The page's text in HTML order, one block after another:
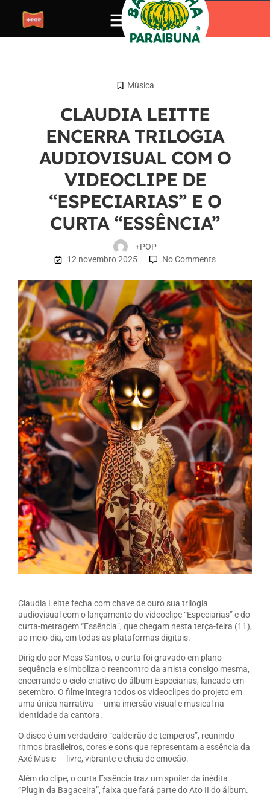
Música
CLAUDIA LEITTE
ENCERRA TRILOGIA
AUDIOVISUAL COM O
VIDEOCLIPE DE
“ESPECIARIAS” E O
CURTA “ESSÊNCIA”
+POP
12 novembro 2025
No Comments
Claudia Leitte fecha com chave de ouro sua trilogia
audiovisual com o lançamento do videoclipe “Especiarias” e do
curta-metragem “Essência”, que chegam nesta terça-feira (11),
ao meio-dia, em todas as plataformas digitais.
Dirigido por Mess Santos, o curta foi gravado em plano-
sequência e simboliza o reencontro da artista consigo mesma,
encerrando o ciclo criativo do álbum Especiarias, lançado em
setembro. O filme integra todos os videoclipes do projeto em
uma única narrativa — uma imersão visual e musical na
identidade da cantora.
O disco é um verdadeiro “caldeirão de temperos”, reunindo
ritmos brasileiros, cores e sons que representam a essência da
Axé Music — livre, vibrante e cheia de emoção.
Além do clipe, o curta Essência traz um spoiler da inédita
“Plugin da Bagaceira”, faixa que fará parte do Ato II do álbum.